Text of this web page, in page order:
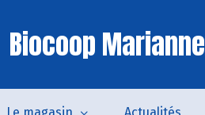
Biocoop Marianne